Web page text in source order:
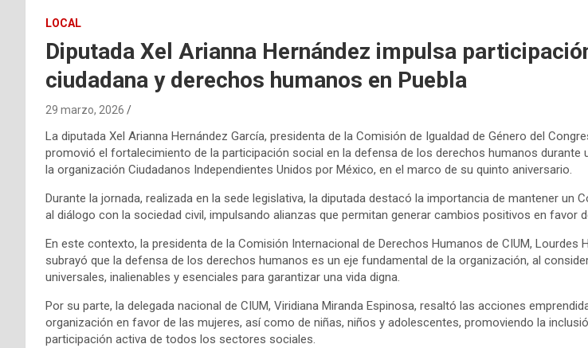
LOCAL
Diputada Xel Arianna Hernández impulsa
ciudadana y derechos humanos en Puebla
29 marzo, 2026
La diputada Xel Arianna Hernández García, presidenta de la Comisión de Igualdad de Género del
promovió el fortalecimiento de la participación social en la defensa de los derechos humanos durante
la organización Ciudadanos Independientes Unidos por México, en el marco de su quinto aniversario.
Durante la jornada, realizada en la sede legislativa, la diputada destacó la importancia de mantener un
al diálogo con la sociedad civil, impulsando alianzas que permitan generar cambios positivos en favor
En este contexto, la presidenta de la Comisión Internacional de Derechos Humanos de CIUM, Lourdes
subrayó que la defensa de los derechos humanos es un eje fundamental de la organización, al
universales, inalienables y esenciales para garantizar una vida digna.
Por su parte, la delegada nacional de CIUM, Viridiana Miranda Espinosa, resaltó las acciones
organización en favor de las mujeres, así como de niñas, niños y adolescentes, promoviendo la
participación activa de todos los sectores sociales.